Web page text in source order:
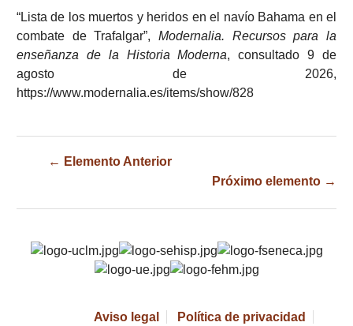
“Lista de los muertos y heridos en el navío Bahama en el
combate de Trafalgar”, Modernalia. Recursos para la
enseñanza de la Historia Moderna, consultado 9 de
agosto de 2026,
https://www.modernalia.es/items/show/828
← Elemento Anterior
Próximo elemento →
Aviso legal Política de privacidad